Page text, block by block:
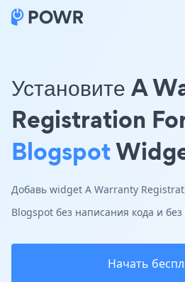
Установите A
Registration
Blogspot
Добавь widget A Warranty
Blogspot без написания кода и
Начать